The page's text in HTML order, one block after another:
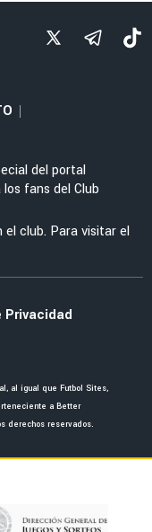
|
del portal
fans del Club
club. Para visitar el
al igual que Futbol Sites,
a Better
derechos reservados.